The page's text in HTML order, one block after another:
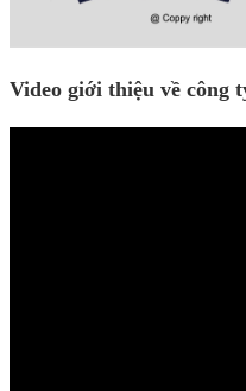
Video giới thiệu về công